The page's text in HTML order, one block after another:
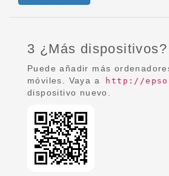
3 ¿Más dispositivos?
Puede añadir más
móviles. Vaya a
http://
dispositivo nuevo.